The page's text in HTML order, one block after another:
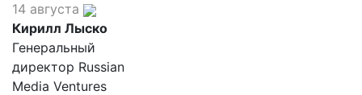
14 августа
Кирилл Лыско
Генеральный
директор Russian
Media Ventures